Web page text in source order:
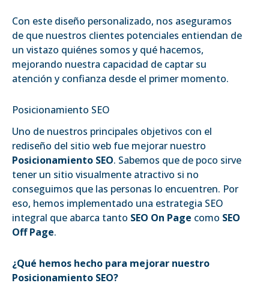
Con este diseño personalizado, nos aseguramos
de que nuestros clientes potenciales entiendan de
un vistazo quiénes somos y qué hacemos,
mejorando nuestra capacidad de captar su
atención y confianza desde el primer momento.
Posicionamiento SEO
Uno de nuestros principales objetivos con el
rediseño del sitio web fue mejorar nuestro
Posicionamiento SEO. Sabemos que de poco sirve
tener un sitio visualmente atractivo si no
conseguimos que las personas lo encuentren. Por
eso, hemos implementado una estrategia SEO
integral que abarca tanto SEO On Page como SEO
Off Page.
¿Qué hemos hecho para mejorar nuestro
Posicionamiento SEO?